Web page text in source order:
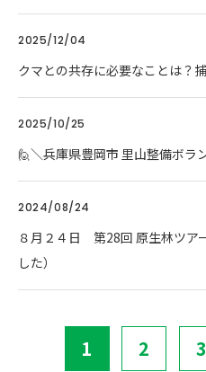
2025/12/04
クマとの共存に必要なことは？
2025/10/25
🙋＼兵庫県豊岡市 里山整備ボラ
2024/08/24
８月２４日 第28回 原生林ツア
した）
1 2 3